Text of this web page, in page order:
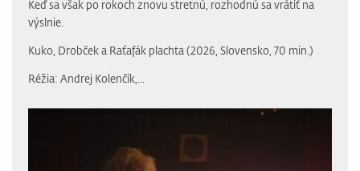
Keď sa však po rokoch znovu stretnú, rozhodnú sa vrátiť na
výslnie.
Kuko, Drobček a Raťafák plachta (2026, Slovensko, 70 min.)
Réžia: Andrej Kolenčík,...